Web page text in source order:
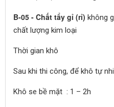
B-05 - Chất tẩy gỉ (rỉ) không
chất lượng kim loại
Thời gian khô
Sau khi thi công, để khô tự
Khô se bề mặt : 1 – 2h